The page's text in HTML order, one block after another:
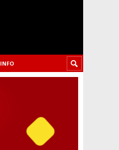
INFO